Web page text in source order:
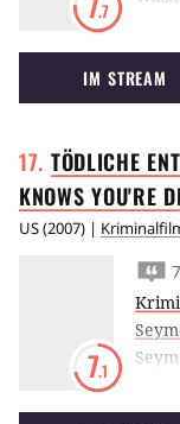
.7
IM STREAM
TÖDLICHE
KNOWS YOU'RE
US(2007) |
7.1